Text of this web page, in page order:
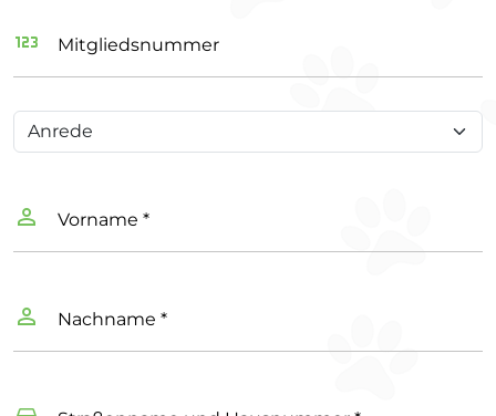
Hoebener
+49 (0)2246 7694
Ute Weichold
Mitgliedsnummer
Vorname *
Nachname *